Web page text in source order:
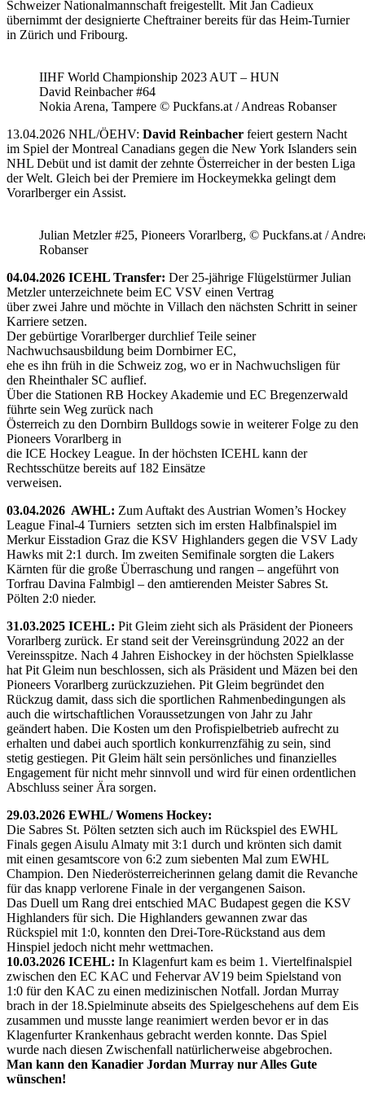
Schweizer Nationalmannschaft freigestellt. Mit Jan Cadieux
übernimmt der designierte Cheftrainer bereits für das Heim-Turnier
in Zürich und Fribourg.
IIHF World Championship 2023 AUT – HUN
David Reinbacher #64
Nokia Arena, Tampere © Puckfans.at / Andreas Robanser
13.04.2026 NHL/ÖEHV: David Reinbacher feiert gestern Nacht
im Spiel der Montreal Canadians gegen die New York Islanders sein
NHL Debüt und ist damit der zehnte Österreicher in der besten Liga
der Welt. Gleich bei der Premiere im Hockeymekka gelingt dem
Vorarlberger ein Assist.
Julian Metzler #25, Pioneers Vorarlberg, © Puckfans.at /
Robanser
04.04.2026 ICEHL Transfer: Der 25-jährige Flügelstürmer Julian
Metzler unterzeichnete beim EC VSV einen Vertrag
über zwei Jahre und möchte in Villach den nächsten Schritt in seiner
Karriere setzen.
Der gebürtige Vorarlberger durchlief Teile seiner
Nachwuchsausbildung beim Dornbirner EC,
ehe es ihn früh in die Schweiz zog, wo er in Nachwuchsligen für
den Rheinthaler SC auflief.
Über die Stationen RB Hockey Akademie und EC Bregenzerwald
führte sein Weg zurück nach
Österreich zu den Dornbirn Bulldogs sowie in weiterer Folge zu den
Pioneers Vorarlberg in
die ICE Hockey League. In der höchsten ICEHL kann der
Rechtsschütze bereits auf 182 Einsätze
verweisen.
03.04.2026 AWHL: Zum Auftakt des Austrian Women’s Hockey
League Final-4 Turniers setzten sich im ersten Halbfinalspiel im
Merkur Eisstadion Graz die KSV Highlanders gegen die VSV Lady
Hawks mit 2:1 durch. Im zweiten Semifinale sorgten die Lakers
Kärnten für die große Überraschung und rangen – angeführt von
Torfrau Davina Falmbigl – den amtierenden Meister Sabres St.
Pölten 2:0 nieder.
31.03.2025 ICEHL: Pit Gleim zieht sich als Präsident der Pioneers
Vorarlberg zurück. Er stand seit der Vereinsgründung 2022 an der
Vereinsspitze. Nach 4 Jahren Eishockey in der höchsten Spielklasse
hat Pit Gleim nun beschlossen, sich als Präsident und Mäzen bei den
Pioneers Vorarlberg zurückzuziehen. Pit Gleim begründet den
Rückzug damit, dass sich die sportlichen Rahmenbedingungen als
auch die wirtschaftlichen Voraussetzungen von Jahr zu Jahr
geändert haben. Die Kosten um den Profispielbetrieb aufrecht zu
erhalten und dabei auch sportlich konkurrenzfähig zu sein, sind
stetig gestiegen. Pit Gleim hält sein persönliches und finanzielles
Engagement für nicht mehr sinnvoll und wird für einen ordentlichen
Abschluss seiner Ära sorgen.
29.03.2026 EWHL/ Womens Hockey:
Die Sabres St. Pölten setzten sich auch im Rückspiel des EWHL
Finals gegen Aisulu Almaty mit 3:1 durch und krönten sich damit
mit einen gesamtscore von 6:2 zum siebenten Mal zum EWHL
Champion. Den Niederösterreicherinnen gelang damit die Revanche
für das knapp verlorene Finale in der vergangenen Saison.
Das Duell um Rang drei entschied MAC Budapest gegen die KSV
Highlanders für sich. Die Highlanders gewannen zwar das
Rückspiel mit 1:0, konnten den Drei-Tore-Rückstand aus dem
Hinspiel jedoch nicht mehr wettmachen.
10.03.2026 ICEHL: In Klagenfurt kam es beim 1. Viertelfinalspiel
zwischen den EC KAC und Fehervar AV19 beim Spielstand von
1:0 für den KAC zu einen medizinischen Notfall. Jordan Murray
brach in der 18.Spielminute abseits des Spielgeschehens auf dem Eis
zusammen und musste lange reanimiert werden bevor er in das
Klagenfurter Krankenhaus gebracht werden konnte. Das Spiel
wurde nach diesen Zwischenfall natürlicherweise abgebrochen.
Man kann den Kanadier Jordan Murray nur Alles Gute
wünschen!